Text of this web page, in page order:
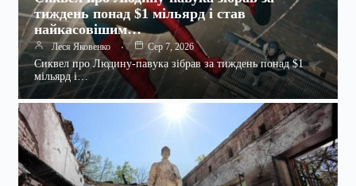
тиждень понад $1 мільярд і став
найкасовішим…
Леся Яковенко Сер 7, 2026
Сиквел про Людину-павука зібрав за тиждень понад $1
мільярд і…